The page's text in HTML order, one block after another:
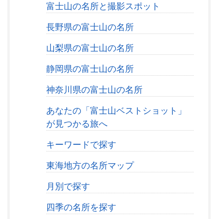
富士山の名所と撮影スポット
長野県の富士山の名所
山梨県の富士山の名所
静岡県の富士山の名所
神奈川県の富士山の名所
あなたの「富士山ベストショット」
が見つかる旅へ
キーワードで探す
東海地方の名所マップ
月別で探す
四季の名所を探す